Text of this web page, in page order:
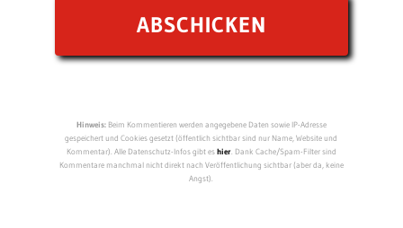
Hinweis:Beim Kommentieren werden angegebene Daten sowie IP-Adresse
gespeichert und Cookies gesetzt (öffentlich sichtbar sind nur Name, Website und
Kommentar). Alle Datenschutz-Infos gibt eshier. Dank Cache/Spam-Filter sind
Kommentare manchmal nicht direkt nach Veröffentlichung sichtbar (aber da, keine
Angst).